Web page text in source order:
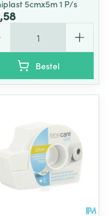
5cmx5m 1 P/s
Bestel